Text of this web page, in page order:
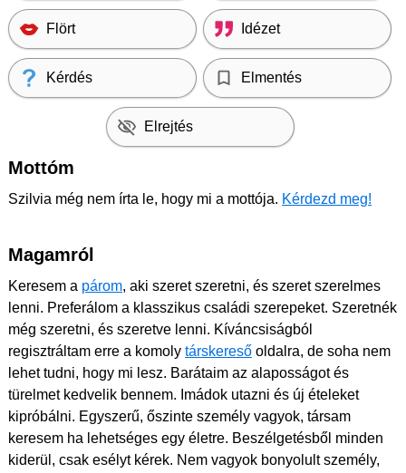
Flört Idézet
Kérdés Elmentés
Elrejtés
Mottóm
Szilvia még nem írta le, hogy mi a mottója. Kérdezd meg!
Magamról
Keresem a párom, aki szeret szeretni, és szeret szerelmes
lenni. Preferálom a klasszikus családi szerepeket. Szeretnék
még szeretni, és szeretve lenni. Kíváncsiságból
regisztráltam erre a komoly társkereső oldalra, de soha nem
lehet tudni, hogy mi lesz. Barátaim az alaposságot és
türelmet kedvelik bennem. Imádok utazni és új ételeket
kipróbálni. Egyszerű, őszinte személy vagyok, társam
keresem ha lehetséges egy életre. Beszélgetésből minden
kiderül, csak esélyt kérek. Nem vagyok bonyolult személy,